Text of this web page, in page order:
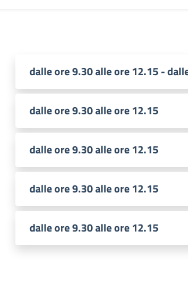
dalle ore 9.30 alle ore 12.15 -
dalle ore 9.30 alle ore 12.15
dalle ore 9.30 alle ore 12.15
dalle ore 9.30 alle ore 12.15
dalle ore 9.30 alle ore 12.15